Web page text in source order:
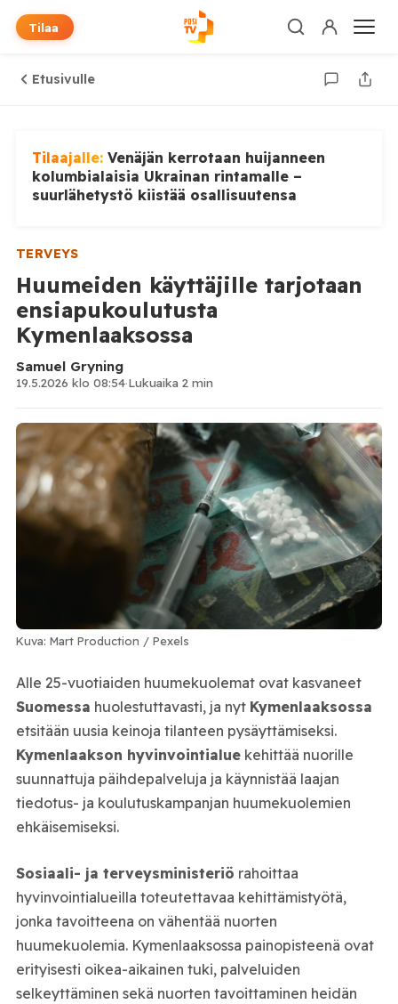
Tilaa
Etusivulle
Tilaajalle: Venäjän kerrotaan huijanneen
kolumbialaisia Ukrainan rintamalle –
suurlähetystö kiistää osallisuutensa
TERVEYS
Huumeiden käyttäjille tarjotaan
ensiapukoulutusta
Kymenlaaksossa
Samuel Gryning
19.5.2026 klo 08:54·Lukuaika 2 min
Kuva: Mart Production / Pexels
Alle 25-vuotiaiden huumekuolemat ovat kasvaneet
Suomessa huolestuttavasti, ja nyt Kymenlaaksossa
etsitään uusia keinoja tilanteen pysäyttämiseksi.
Kymenlaakson hyvinvointialuekehittää nuorille
suunnattuja päihdepalveluja ja käynnistää laajan
tiedotus- ja koulutuskampanjan huumekuolemien
ehkäisemiseksi.
Sosiaali- ja terveysministeriö rahoittaa
hyvinvointialueilla toteutettavaa kehittämistyötä,
jonka tavoitteena on vähentää nuorten
huumekuolemia. Kymenlaaksossa painopisteenä ovat
erityisesti oikea-aikainen tuki, palveluiden
selkeyttäminen sekä nuorten tavoittaminen heidän